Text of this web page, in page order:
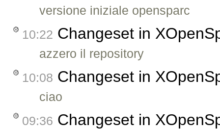
versione iniziale opensparc
10:22 Changeset in
azzero il repository
10:08 Changeset in
ciao
09:36 Changeset in